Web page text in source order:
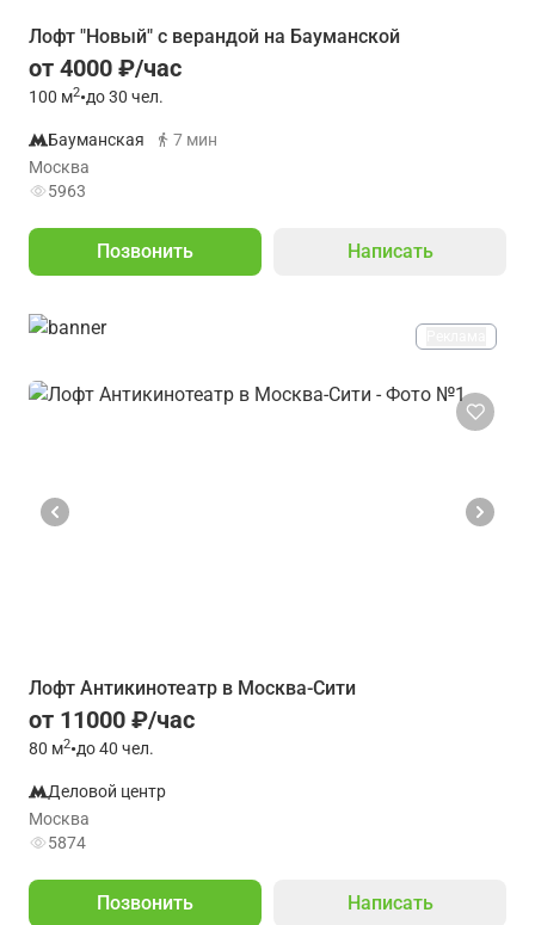
Лофт "Новый" с верандой на Бауманской
от 4000 ₽/час
100 м2•до 30 чел.
Бауманская
7 мин
Москва
5963
Позвонить Написать
Лофт Антикинотеатр в Москва-Сити
от 11000 ₽/час
80 м2•до 40 чел.
Деловой центр
Москва
5874
Позвонить Написать